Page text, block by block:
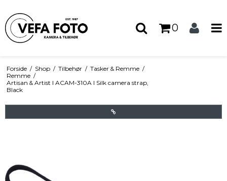
0
Forside / Shop / Tilbehør / Tasker & Remme /
Remme /
Artisan & Artist I ACAM-310A I Silk camera strap,
Black